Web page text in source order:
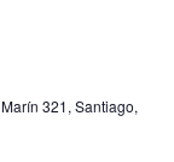
Marín 321, Santiago,